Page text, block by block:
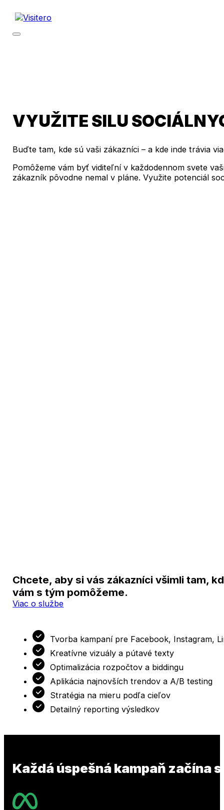
VYUŽITE SILU
Buďte tam, kde sú vaši zákazníci – a kde inde trávia
Pomôžeme vám byť viditeľní v každodennom svete
zákazník pôvodne nemal v pláne. Využite potenciál
Chcete, aby si vás zákazníci všimli tam,
vám s tým pomôžeme.
Viac o službe
Tvorba kampaní pre Facebook, Instagram,
Kreatívne vizuály a pútavé texty
Optimalizácia rozpočtov a biddingu
Aplikácia najnovších trendov a A/B testing
Stratégia na mieru podľa cieľov
Detailný reporting výsledkov
Každá úspešná kampaň začína